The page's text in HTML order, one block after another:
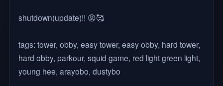
shutdown(update)!! 😡🥰
tags: tower, obby, easy tower, easy obby, hard tower,
hard obby, parkour, squid game, red light green light,
young hee, arayobo, dustybo